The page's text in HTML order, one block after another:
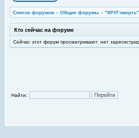
Список форумов » Общие форумы » "КРУГоверть"
Кто сейчас на форуме
Сейчас этот форум просматривают: нет
Найти: